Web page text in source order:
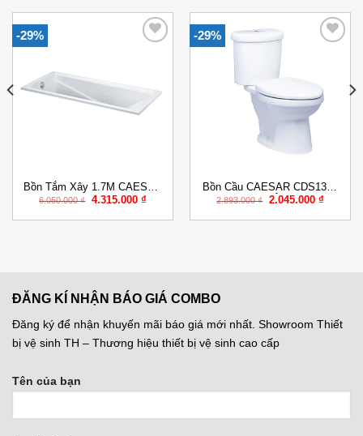
-29%
Wishlist
Bồn Tắm Xây 1.7M CAESAR
AT0670
6.050.000₫
Giá
là:
4.315.000 ₫Giá
tại
-29%
Wishlist
Bồn Cầu CAESAR CDS1338
Nắp Êm
2.893.000₫
Giá
là:
2.045.000 ₫Giá
tại
ĐĂNG KÍ NHẬN BÁO GIÁ COMBO
Đăng ký để nhận khuyến mãi báo giá mới nhất. Showroom Thiết
bị vệ sinh TH – Thương hiệu thiết bị vệ sinh cao cấp
Tên của bạn